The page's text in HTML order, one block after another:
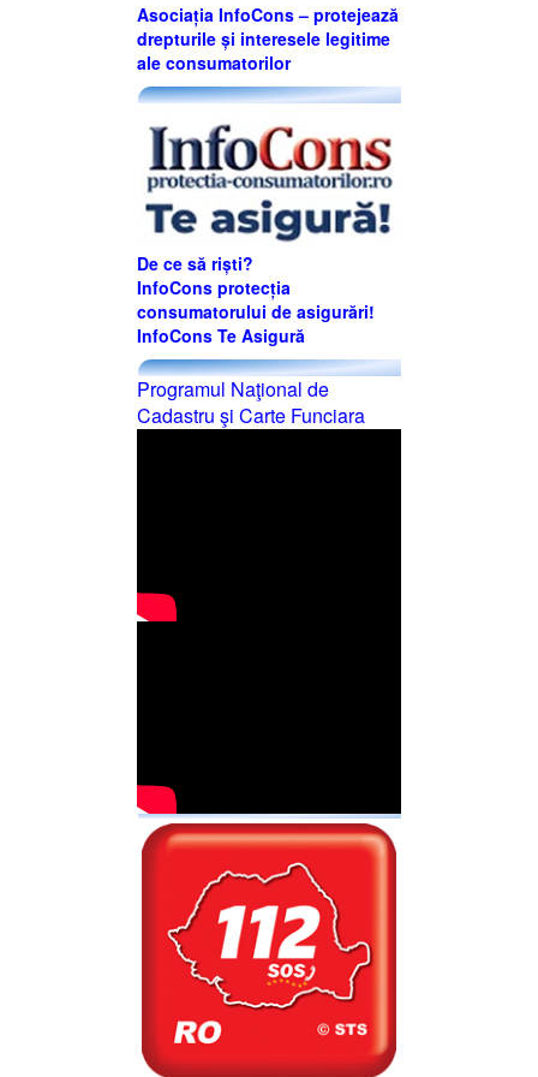
Asociația InfoCons – protejează
drepturile și interesele legitime
ale consumatorilor
De ce să riști?
InfoCons protecția
consumatorului de asigurări!
InfoCons Te Asigură
Programul Naţional de
Cadastru şi Carte Funciara